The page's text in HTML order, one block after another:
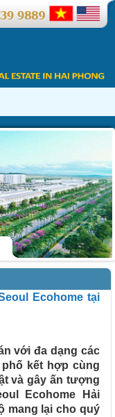
Ecohome tại
với đa dạng các
kết hợp cùng
và gây ấn tượng
Ecohome Hải
mang lại cho quý